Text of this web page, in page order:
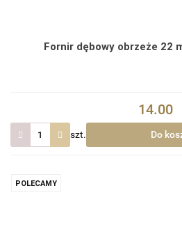
Fornir dębowy obrzeże 22
14.00
szt. Do
POLECAMY